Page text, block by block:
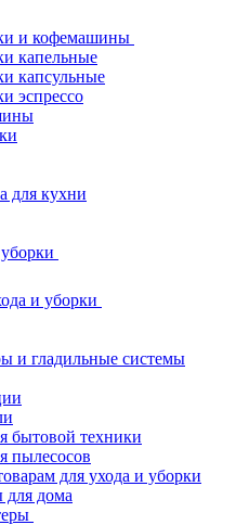
и кофемашины
капельные
капсульные
эспрессо
для кухни
и уборки
и гладильные системы
бытовой техники
пылесосов
для ухода и уборки
для дома